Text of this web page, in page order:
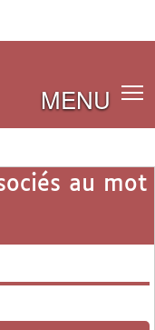
MENU
au mot